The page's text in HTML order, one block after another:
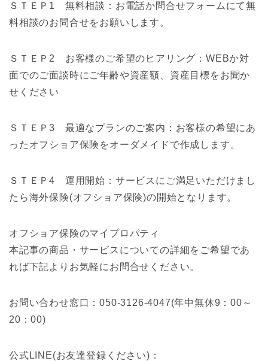
ＳＴＥＰ1 無料相談：お電話か問合せフォームにて無
料相談のお問合せをお願いします。
ＳＴＥＰ2 お客様のご希望のヒアリング：WEBか対
面でのご面談時にご年齢や資産額、資産目標をお聞か
せください
ＳＴＥＰ3 最適なプランのご案内：お客様の希望にあ
ったオフショア保険をオーダメイドで作成します。
ＳＴＥＰ4 運用開始：サービスにご満足いただけまし
たら海外保険(オフショア保険)の開始となります。
オフショア保険のマイプロパティ
本記事の商品・サービスについての詳細をご希望であ
れば下記よりお気軽にお問合せください。
お問い合わせ窓口：050-3126-4047(年中無休9：00～
20：00)
公式LINE(お友達登録ください)：